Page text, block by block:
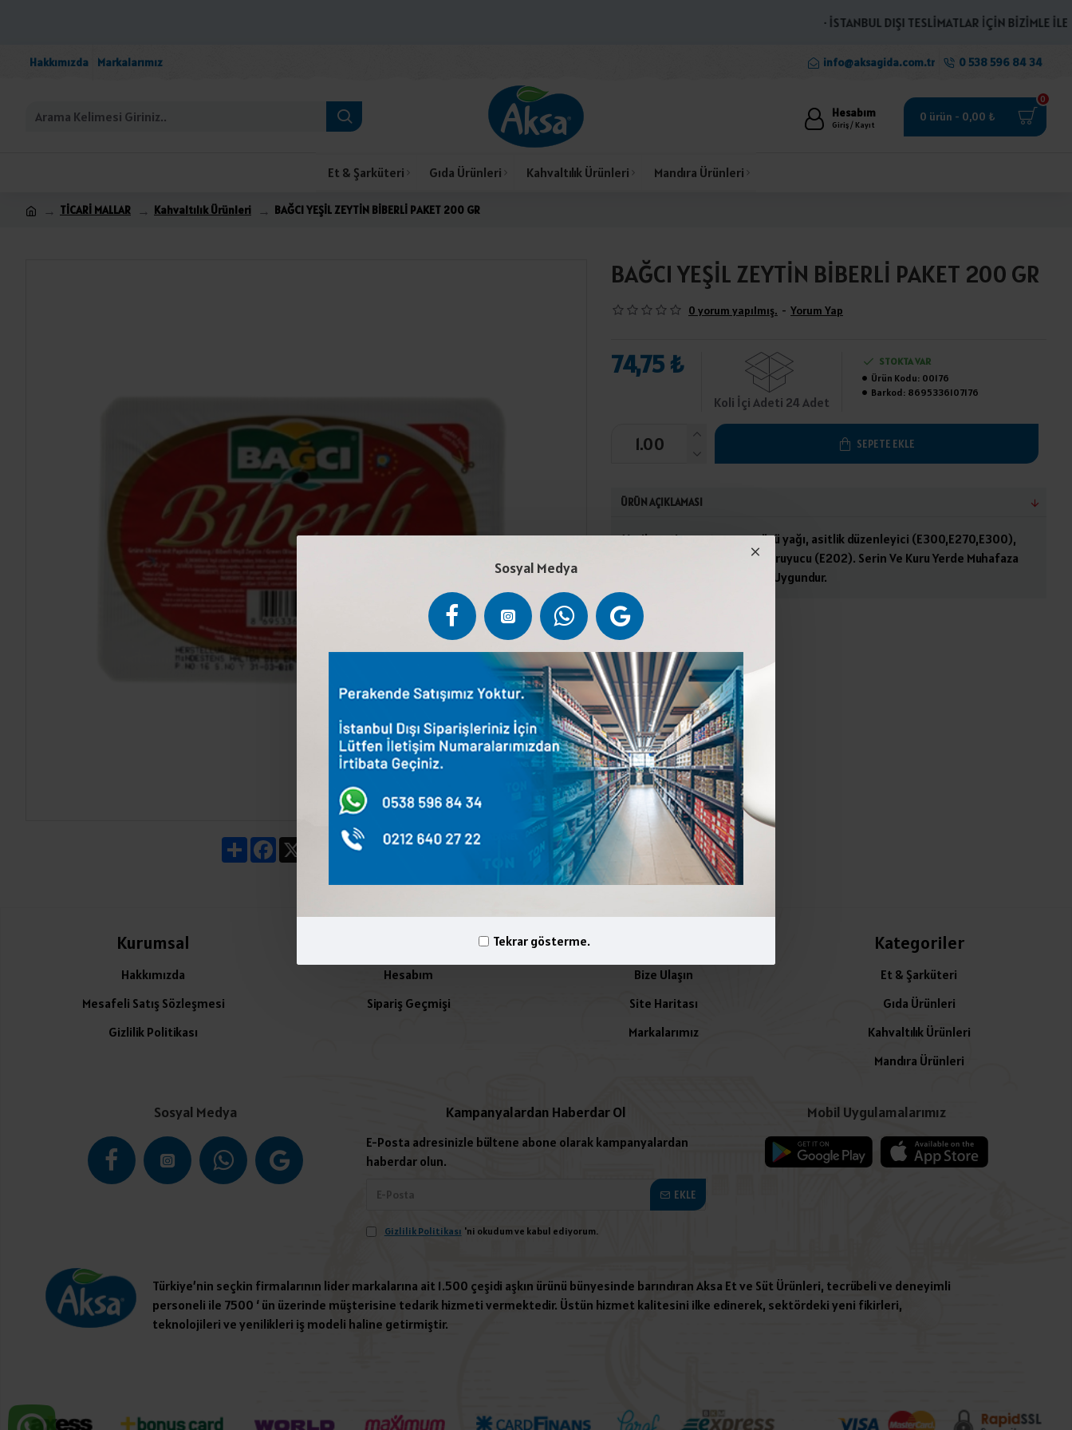
Sosyal Medya
Tekrar gösterme.
· İSTANBUL DIŞI TESLİMATLAR İÇİN BİZİMLE
Hakkımızda Markalarımız info@aksagida.com.tr 0 538 596 84 34
Hesabım
Giriş / Kayıt
0 ürün - 0,00 ₺
0
Et & Şarküteri Gıda Ürünleri Kahvaltılık Ürünleri Mandıra Ürünleri
TİCARİ MALLAR Kahvaltılık Ürünleri BAĞCI YEŞİL ZEYTİN BİBERLİ PAKET 200 GR
ShareFacebook Pinterest
WhatsApp
Email
BAĞCI YEŞİL ZEYTİN BİBERLİ PAKET 200 GR
0 yorum yapılmış. - Yorum Yap
74,75 ₺
Koli İçi Adeti 24 Adet
STOKTA VAR
Ürün Kodu: 00176
Barkod: 8695336107176
SEPETE EKLE
ÜRÜN AÇIKLAMASI
Yeşil zeytin, su, tuz, mısırözü yağı, asitlik düzenleyici (E300,E270,E300),
yapı sertleştirici (E509), koruyucu (E202). Serin Ve Kuru Yerde Muhafaza
Ediniz.Türk Gıda Kodeksine Uygundur.
Kurumsal
Hakkımızda
Mesafeli Satış Sözleşmesi
Gizlilik Politikası
Hesabım
Sipariş Geçmişi
Bize Ulaşın
Site Haritası
Markalarımız
Kategoriler
Et & Şarküteri
Gıda Ürünleri
Kahvaltılık Ürünleri
Mandıra Ürünleri
Sosyal Medya Kampanyalardan Haberdar Ol
E-Posta adresinizle bültene abone olarak kampanyalardan
haberdar olun.
EKLE
Gizlilik Politikası 'ni okudum ve kabul ediyorum.
Mobil Uygulamalarımız
Türkiye’nin seçkin firmalarının lider markalarına ait 1.500 çeşidi aşkın ürünü bünyesinde barındıran Aksa Et ve Süt Ürünleri, tecrübeli ve deneyimli
personeli ile 7500 ‘ ün üzerinde müşterisine tedarik hizmeti vermektedir. Üstün hizmet kalitesini ilke edinerek, sektördeki yeni fikirleri,
teknolojileri ve yenilikleri iş modeli haline getirmiştir.